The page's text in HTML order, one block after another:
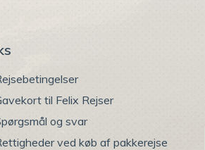
til Felix Rejser
og svar
ved køb af pakkerejse